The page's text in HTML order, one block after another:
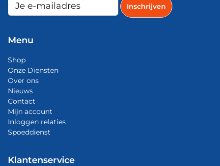
Menu
Shop
Onze Diensten
Over ons
Nieuws
Contact
Mijn account
Inloggen relaties
Spoeddienst
Klantenservice